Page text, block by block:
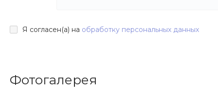
Я согласен(а) на обработку персональных данных
Фотогалерея